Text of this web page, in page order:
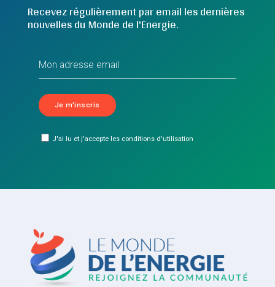
Recevez régulièrement par email les dernières
nouvelles du Monde de l'Energie.
J'ai lu et j'accepte les conditions d'utilisation